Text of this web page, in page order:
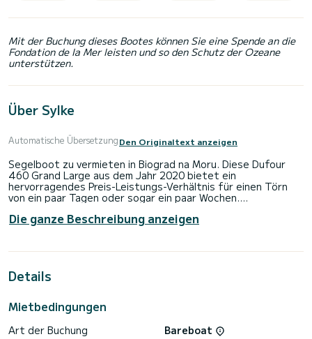
Mit der Buchung dieses Bootes können Sie eine Spende an die
Fondation de la Mer leisten und so den Schutz der Ozeane
unterstützen.
Über Sylke
Automatische ÜbersetzungDen Originaltext anzeigen
Segelboot zu vermieten in Biograd na Moru. Diese Dufour
460 Grand Large aus dem Jahr 2020 bietet ein
hervorragendes Preis-Leistungs-Verhältnis für einen Törn
von ein paar Tagen oder sogar ein paar Wochen.
Das Segelboot ist 14 Meter lang und hat 60 PS. Die 4
Kabinen bieten Platz für 10 Passagiere während der Fahrt.
Für Ihren Komfort verfügt Sylke über 4 Toiletten mit Dusche
Dieses Boot ist mit einem Rollgroßsegel und einer Rollgenua
Internet, Deckdusche, Plancha, Badeplattform.
Buchungsanfragen und Angebote werden direkt von
Die ganze Beschreibung anzeigen
Details
Mietbedingungen
Art der Buchung
Bareboat